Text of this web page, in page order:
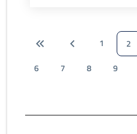
1 2
6
7 8 9